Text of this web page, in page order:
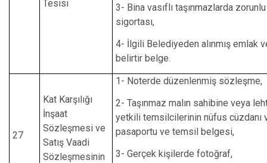
Tesisi
3- Bina vasıflı taşınmazlarda
sigortası,
4- İlgili Belediyeden alınmış emlak
belirtir belge.
27
Kat Karşılığı
İnşaat
Sözleşmesi ve
Satış Vaadi
Sözleşmesinin
1- Noterde düzenlenmiş sözleşme,
2- Taşınmaz malın sahibine veya
yetkili temsilcilerinin nüfus cüzdanı
pasaportu ve temsil belgesi,
3- Gerçek kişilerde fotoğraf,